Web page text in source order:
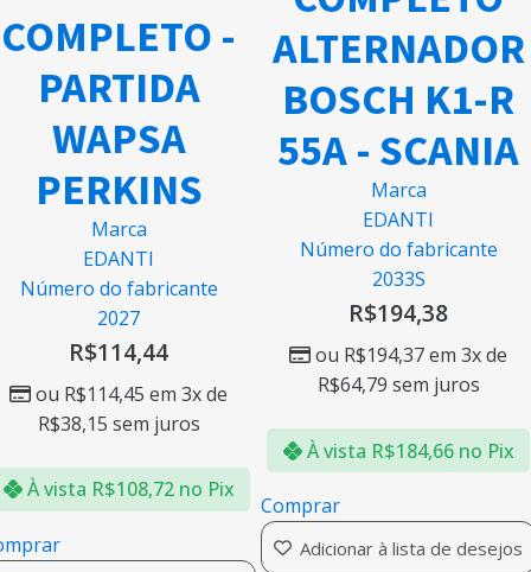
COMPLETO -
PARTIDA
WAPSA
PERKINS
Marca
EDANTI
Número do fabricante
2027
R$114,44
ou R$114,45 em 3x de
R$38,15 sem juros
À vista R$108,72 no Pix
ALTERNADOR
BOSCH K1-R
55A - SCANIA
Marca
EDANTI
Número do fabricante
2033S
R$194,38
ou R$194,37em 3x de
R$64,79 sem juros
À vista R$184,66 no Pix
Comprar
Adicionar à lista de desejos